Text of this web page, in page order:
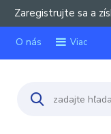
Zaregistrujte sa a
O nás Viac